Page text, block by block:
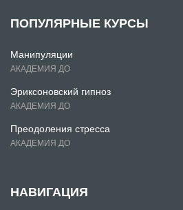
ПОПУЛЯРНЫЕ КУРСЫ
Манипуляции
АКАДЕМИЯ ДО
Эриксоновский гипноз
АКАДЕМИЯ ДО
Преодоления стресса
АКАДЕМИЯ ДО
НАВИГАЦИЯ